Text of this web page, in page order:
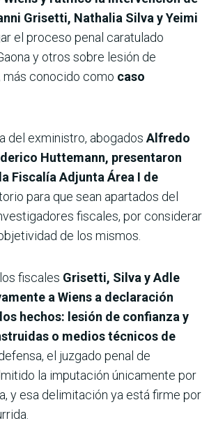
Grisetti, Nathalia Silva y Yeimi
el proceso penal caratulado
y otros sobre lesión de
más conocido como caso
del exministro, abogados Alfredo
Huttemann, presentaron
Fiscalía Adjunta Área I de
para que sean apartados del
fiscales, por considerar
de los mismos.
fiscales Grisetti, Silva y Adle
a Wiens a declaración
hechos: lesión de confianza y
o medios técnicos de
el juzgado penal de
la imputación únicamente por
y esa delimitación ya está firme por